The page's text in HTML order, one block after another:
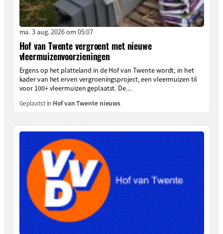
ma. 3 aug. 2026 om 05:07
Hof van Twente vergroent met nieuwe
vleermuizenvoorzieningen
Ergens op het platteland in de Hof van Twente wordt, in het
kader van het erven vergroeningsproject, een vleermuizen til
voor 100+ vleermuizen geplaatst. De...
Geplaatst in Hof van Twente nieuws